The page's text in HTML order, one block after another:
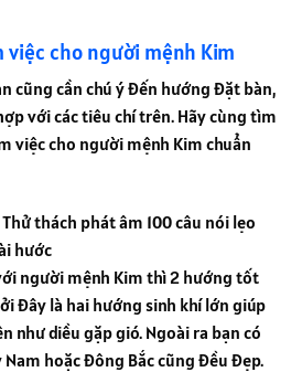
việc cho người mệnh Kim
cũng cần chú ý đến hướng đặt bàn,
với các tiêu chí trên. Hãy cùng tìm
việc cho người mệnh Kim chuẩn
Thử thách phát âm 100 câu nói lẹo
hước
người mệnh Kim thì 2 hướng tốt
đây là hai hướng sinh khí lớn giúp
như diều gặp gió. Ngoài ra bạn có
hoặc Đông Bắc cũng đều đẹp.